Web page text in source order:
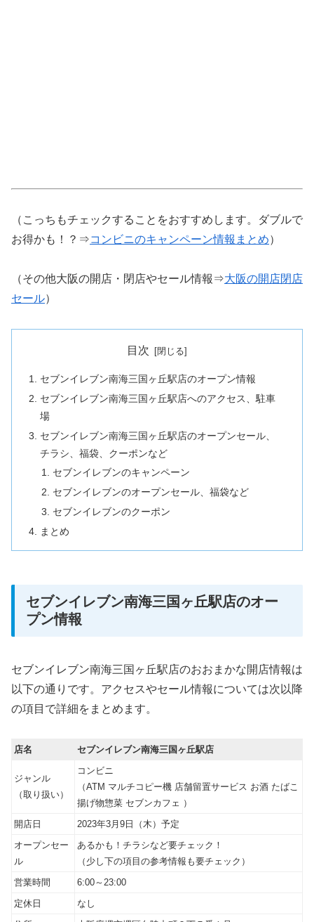
（こっちもチェックすることをおすすめします。ダブルで
お得かも！？⇒コンビニのキャンペーン情報まとめ）
（その他大阪の開店・閉店やセール情報⇒大阪の開店閉店
セール）
目次
セブンイレブン南海三国ヶ丘駅店のオープン情報
セブンイレブン南海三国ヶ丘駅店へのアクセス、駐車
場
セブンイレブン南海三国ヶ丘駅店のオープンセール、
チラシ、福袋、クーポンなど
セブンイレブンのキャンペーン
セブンイレブンのオープンセール、福袋など
セブンイレブンのクーポン
まとめ
セブンイレブン南海三国ヶ丘駅店のオー
プン情報
セブンイレブン南海三国ヶ丘駅店のおおまかな開店情報は
以下の通りです。アクセスやセール情報については次以降
の項目で詳細をまとめます。
店名 セブンイレブン南海三国ヶ丘駅店
ジャンル
（取り扱い）
コンビニ
（ATM マルチコピー機 店舗留置サービス お酒 たばこ
揚げ物惣菜 セブンカフェ ）
開店日
2023年3月9日（木）予定
オープンセー
ル
あるかも！チラシなど要チェック！
（少し下の項目の参考情報も要チェック）
営業時間
6:00～23:00
定休日
なし